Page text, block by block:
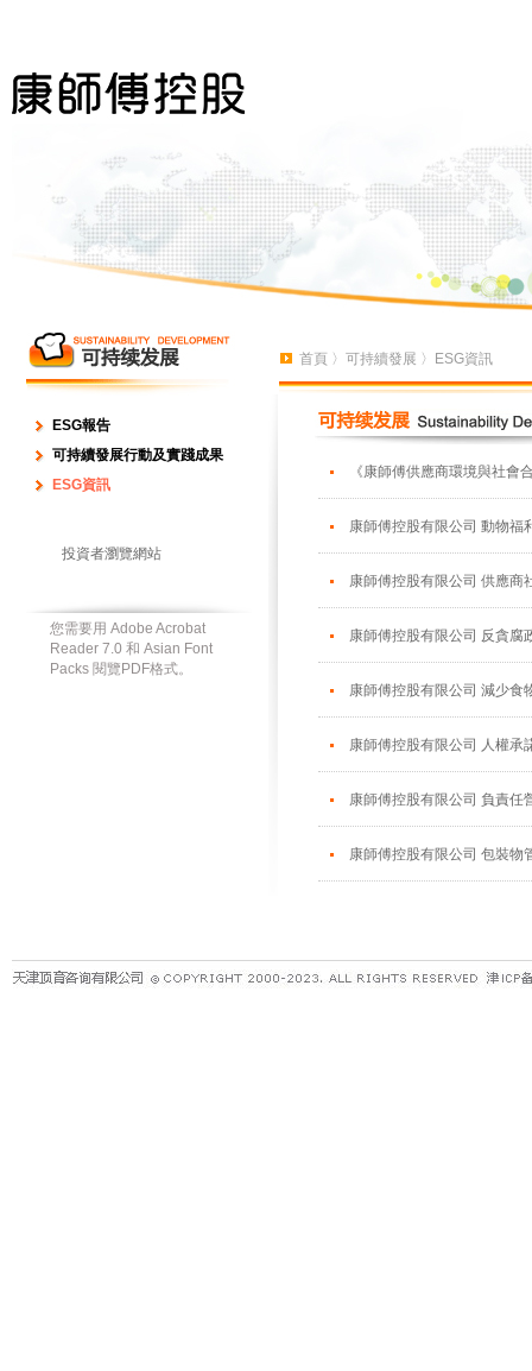
ESG報告
可持續發展行動及實踐成果
ESG資訊
投資者瀏覽網站
您需要用 Adobe Acrobat
Reader 7.0 和 Asian Font
Packs 閱覽PDF格式。
首頁 〉 可持續發展 〉ESG資訊
《康師傅供應商環境與社會
康師傅控股有限公司 動物福
康師傅控股有限公司 供應商
康師傅控股有限公司 反貪腐
康師傅控股有限公司 減少食
康師傅控股有限公司 人權承
康師傅控股有限公司 負責任
康師傅控股有限公司 包裝物